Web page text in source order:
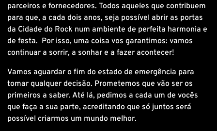
parceiros e fornecedores. Todos aqueles que contribuem
para que, a cada dois anos, seja possível abrir as portas
da Cidade do Rock num ambiente de perfeita harmonia e
de festa. Por isso, uma coisa vos garantimos: vamos
continuar a sorrir, a sonhar e a fazer acontecer!
Vamos aguardar o fim do estado de emergência para
tomar qualquer decisão. Prometemos que vão ser os
primeiros a saber. Até lá, pedimos a cada um de vocês
que faça a sua parte, acreditando que só juntos será
possível criarmos um mundo melhor.